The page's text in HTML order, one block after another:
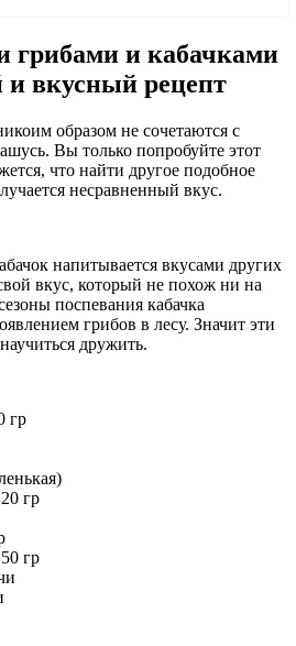
грибами и кабачками
вкусный рецепт
образом не сочетаются с
Вы только попробуйте этот
что найти другое подобное
несравненный вкус.
напитывается вкусами других
вкус, который не похож ни на
поспевания кабачка
грибов в лесу. Значит эти
дружить.
гр
гр
гр